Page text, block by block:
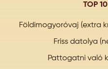
TOP
Földimogyoróvaj (extra
Friss datolya
Pattogatni való